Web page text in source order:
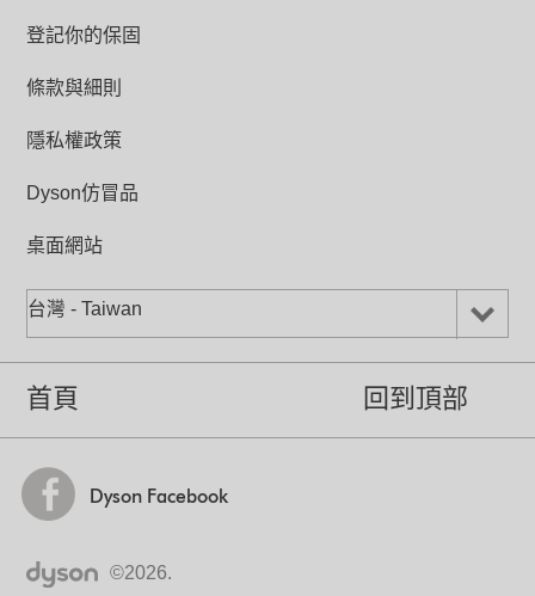
登記你的保固
條款與細則
隱私權政策
Dyson仿冒品
桌面網站
台灣 - Taiwan
首頁 回到頂部
Dyson Facebook
©2026.